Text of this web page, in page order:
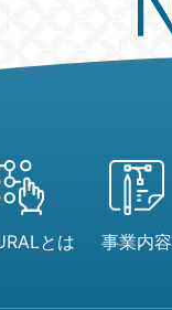
とは 事業内容